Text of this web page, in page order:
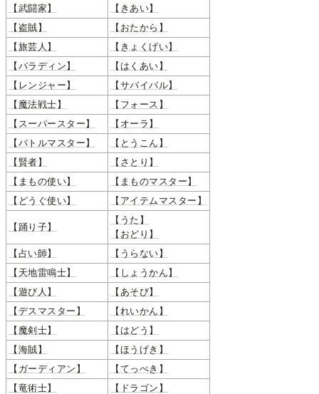
【武闘家】
【きあい】
【盗賊】
【おたから】
【旅芸人】
【きょくげい】
【パラディン】
【はくあい】
【レンジャー】
【サバイバル】
【魔法戦士】
【フォース】
【スーパースター】
【オーラ】
【バトルマスター】
【とうこん】
【賢者】
【さとり】
【まもの使い】
【まものマスター】
【どうぐ使い】
【アイテムマスター】
【踊り子】
【うた】
【おどり】
【占い師】
【うらない】
【天地雷鳴士】
【しょうかん】
【遊び人】
【あそび】
【デスマスター】
【れいかん】
【魔剣士】
【はどう】
【海賊】
【ほうげき】
【ガーディアン】
【てっぺき】
【竜術士】
【ドラゴン】